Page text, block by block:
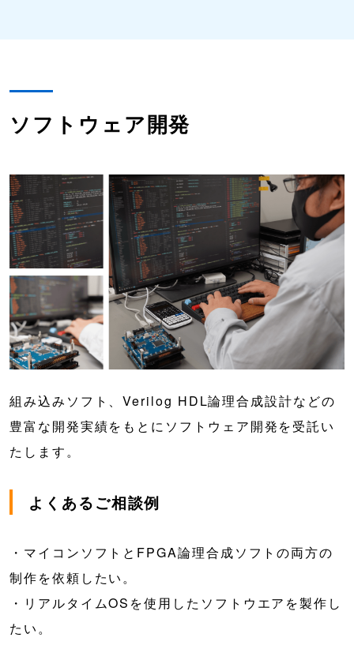
ソフトウェア開発
組み込みソフト、Verilog HDL論理合成設計などの
豊富な開発実績をもとにソフトウェア開発を受託い
たします。
よくあるご相談例
・マイコンソフトとFPGA論理合成ソフトの両方の
制作を依頼したい。
・リアルタイムOSを使用したソフトウエアを製作し
たい。